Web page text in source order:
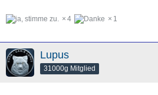
4 1
Lupus
31000g Mitglied